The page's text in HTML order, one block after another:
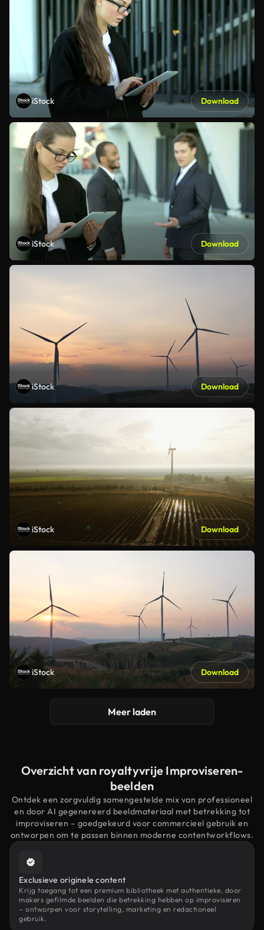
iStock Download
iStock Download
iStock Download
iStock Download
iStock Download
Meer laden
Overzicht van royaltyvrije Improviseren-
beelden
Ontdek een zorgvuldig samengestelde mix van professioneel
en door AI gegenereerd beeldmateriaal met betrekking tot
improviseren – goedgekeurd voor commercieel gebruik en
ontworpen om te passen binnen moderne contentworkflows.
Exclusieve originele content
Krijg toegang tot een premium bibliotheek met authentieke, door
makers gefilmde beelden die betrekking hebben op improviseren
– ontworpen voor storytelling, marketing en redactioneel
gebruik.